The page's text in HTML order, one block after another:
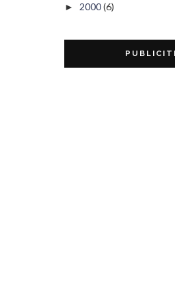
► 2000(6)